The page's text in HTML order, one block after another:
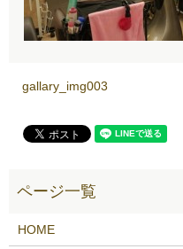
gallary_img003
HOME